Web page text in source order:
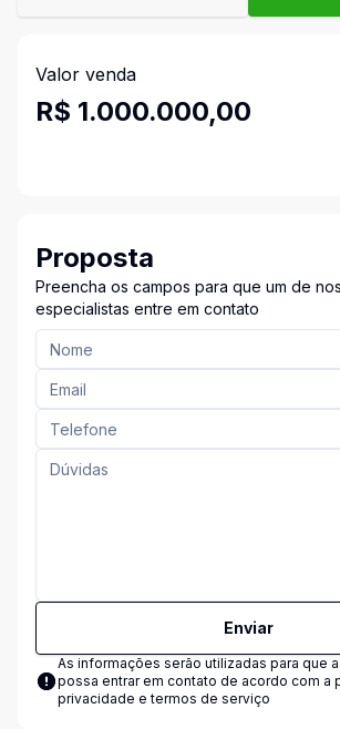
Valor venda
R$ 1.000.000,00
Proposta
Preencha os campos para que um de
especialistas entre em contato
Enviar
As informações serão utilizadas para que
possa entrar em contato de acordo com a
privacidade e termos de serviço